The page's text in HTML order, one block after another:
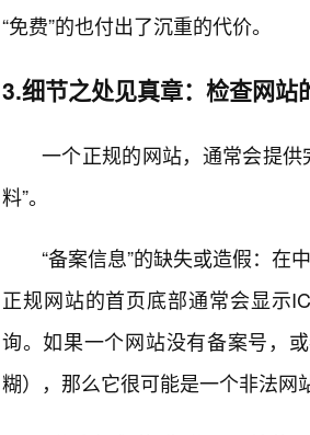
“免费”的也付出了沉重的代价。
3.细节之处见真章：检查网站
一个正规的网站，通常会提供
料”。
“备案信息”的缺失或造假：在
正规网站的首页底部通常会显示
询。如果一个网站没有备案号，
糊），那么它很可能是一个非法网